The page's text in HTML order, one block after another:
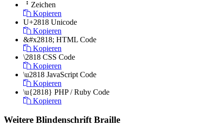
⠘ Zeichen
Kopieren
U+2818 Unicode
Kopieren
&#x2818; HTML Code
Kopieren
\2818 CSS Code
Kopieren
\u2818 JavaScript Code
Kopieren
\u{2818} PHP / Ruby Code
Kopieren
Weitere Blindenschrift Braille